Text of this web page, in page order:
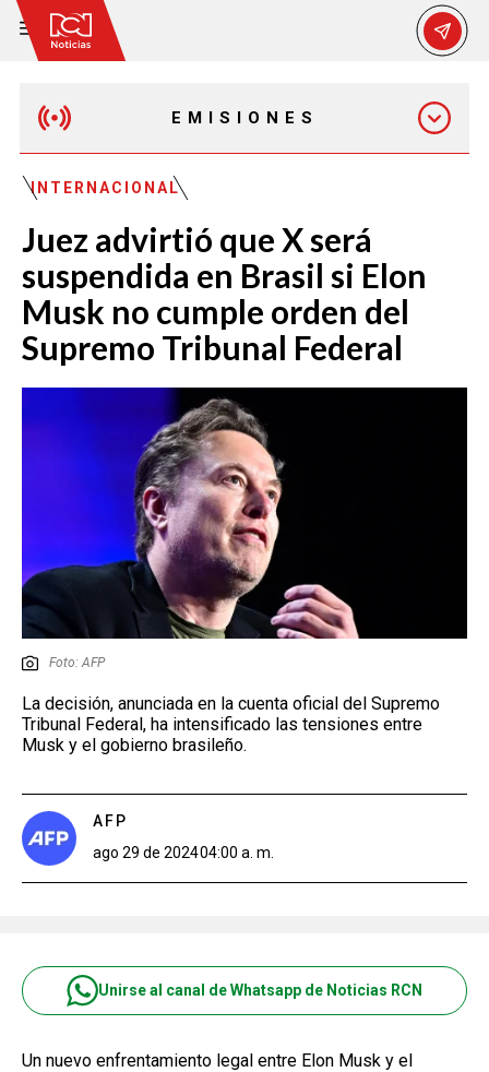
EMISIONES
MAÑANA EXPRESS
EMISIÓN 12:30 PM
EMISIÓN 7:00 PM
EMISIÓN 11:30 PM
INTERNACIONAL
Juez advirtió que X será
suspendida en Brasil si Elon
Musk no cumple orden del
Supremo Tribunal Federal
Foto: AFP
La decisión, anunciada en la cuenta oficial del Supremo
Tribunal Federal, ha intensificado las tensiones entre
Musk y el gobierno brasileño.
AFP
ago 29 de 202404:00 a. m.
Unirse al canal de Whatsapp de Noticias RCN
Un nuevo enfrentamiento legal entre Elon Musk y el